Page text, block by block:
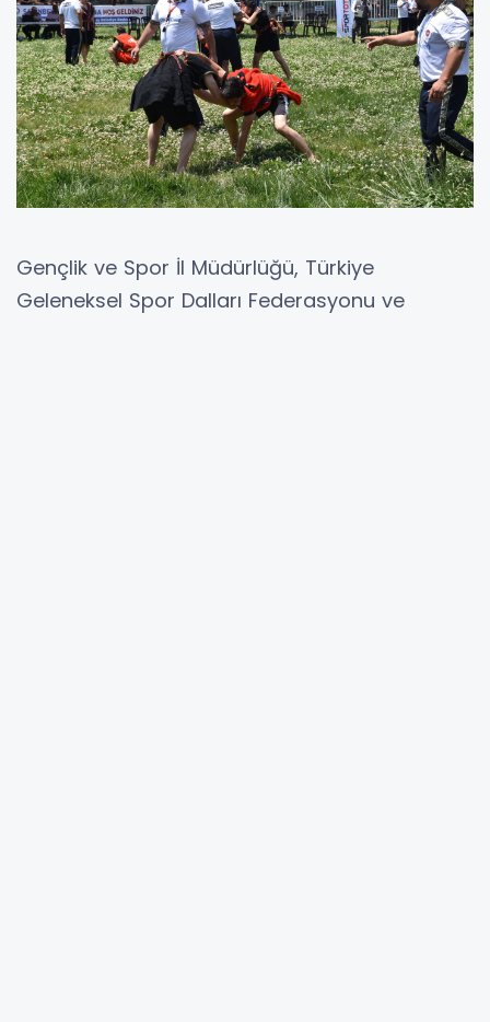
Gençlik ve Spor İl Müdürlüğü, Türkiye
Geleneksel Spor Dalları Federasyonu ve